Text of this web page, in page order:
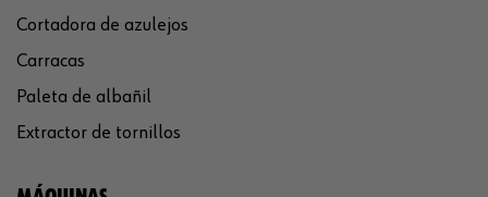
Cortadora de azulejos
Carracas
Paleta de albañil
Extractor de tornillos